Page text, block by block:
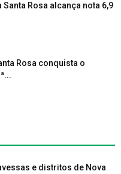
Santa Rosa alcança nota 6,9
Rosa conquista o
e distritos de Nova